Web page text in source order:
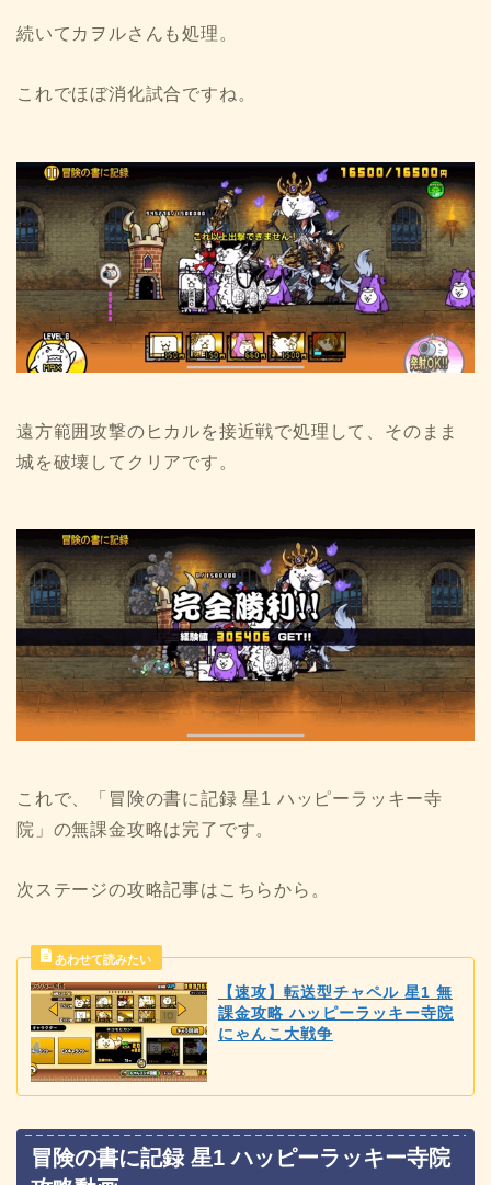
続いてカヲルさんも処理。
これでほぼ消化試合ですね。
遠方範囲攻撃のヒカルを接近戦で処理して、そのまま
城を破壊してクリアです。
これで、「冒険の書に記録 星1 ハッピーラッキー寺
院」の無課金攻略は完了です。
次ステージの攻略記事はこちらから。
【速攻】転送型チャペル 星1 無
課金攻略 ハッピーラッキー寺院
にゃんこ大戦争
冒険の書に記録 星1 ハッピーラッキー寺院